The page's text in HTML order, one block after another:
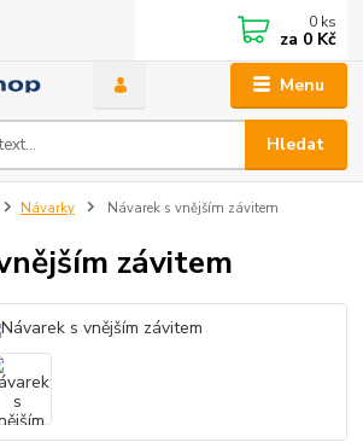
Menu
Hledat
0 ks
za 0 Kč
Návarky Návarek s vnějším závitem
závitem